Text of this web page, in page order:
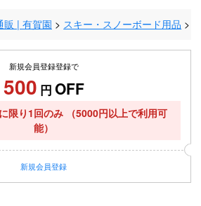
販 | 有賀園 スキー・スノーボード用品
新規会員登録登録で
500 円 OFF
限り1回のみ
（5000円以上で利用可
能）
新規会員登録